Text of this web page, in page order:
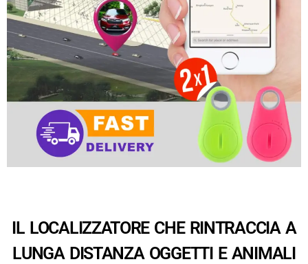
IL LOCALIZZATORE CHE RINTRACCIA A
LUNGA DISTANZA OGGETTI E ANIMALI